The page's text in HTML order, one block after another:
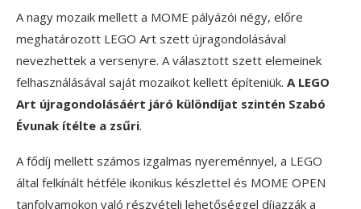
A nagy mozaik mellett a MOME pályázói négy, előre
meghatározott LEGO Art szett újragondolásával
nevezhettek a versenyre. A választott szett elemeinek
felhasználásával saját mozaikot kellett építeniük. A LEGO
Art újragondolásáért járó különdíjat szintén Szabó
Évunak ítélte a zsűri.
A fődíj mellett számos izgalmas nyereménnyel, a LEGO
által felkínált hétféle ikonikus készlettel és MOME OPEN
tanfolyamokon való részvételi lehetőséggel díjazzák a